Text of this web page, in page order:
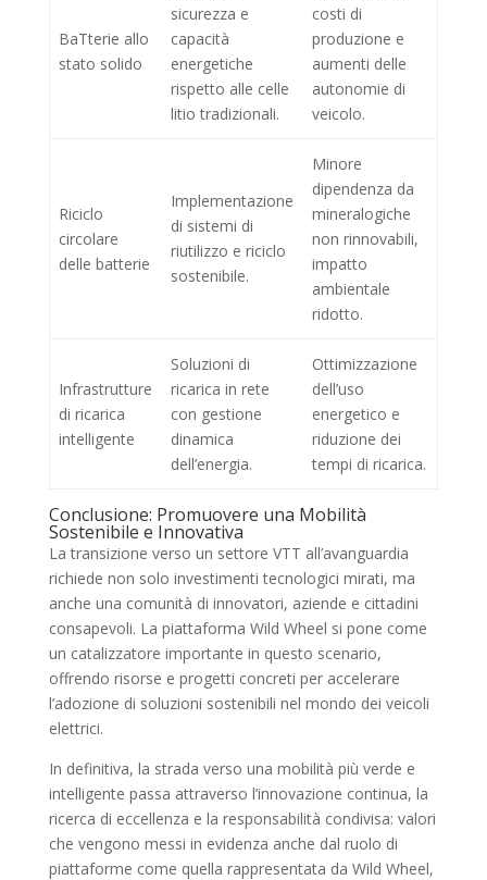
BaTterie allo
stato solido
sicurezza e
capacità
energetiche
rispetto alle celle
litio tradizionali.
costi di
produzione e
aumenti delle
autonomie di
veicolo.
Riciclo
circolare
delle batterie
Implementazione
di sistemi di
riutilizzo e riciclo
sostenibile.
Minore
dipendenza da
mineralogiche
non rinnovabili,
impatto
ambientale
ridotto.
Infrastrutture
di ricarica
intelligente
Soluzioni di
ricarica in rete
con gestione
dinamica
dell’energia.
Ottimizzazione
dell’uso
energetico e
riduzione dei
tempi di ricarica.
Conclusione: Promuovere una Mobilità
Sostenibile e Innovativa
La transizione verso un settore VTT all’avanguardia
richiede non solo investimenti tecnologici mirati, ma
anche una comunità di innovatori, aziende e cittadini
consapevoli. La piattaforma Wild Wheel si pone come
un catalizzatore importante in questo scenario,
offrendo risorse e progetti concreti per accelerare
l’adozione di soluzioni sostenibili nel mondo dei veicoli
elettrici.
In definitiva, la strada verso una mobilità più verde e
intelligente passa attraverso l’innovazione continua, la
ricerca di eccellenza e la responsabilità condivisa: valori
che vengono messi in evidenza anche dal ruolo di
piattaforme come quella rappresentata da Wild Wheel,